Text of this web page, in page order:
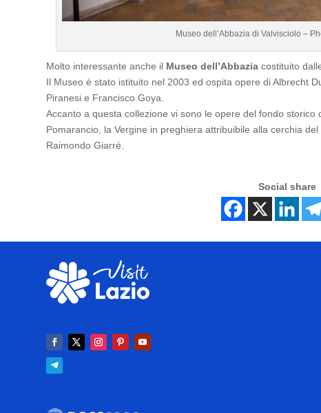
Museo dell’Abbazia di Valvisciolo –
Molto interessante anche il Museo dell’Abbazia costituito
Il Museo è stato istituito nel 2003 ed ospita opere di Albrecht
Piranesi e Francisco Goya.
Accanto a questa collezione vi sono le opere del fondo storico
Pomarancio, la Vergine in preghiera attribuibile alla cerchia
Raimondo Giarrè.
Social share